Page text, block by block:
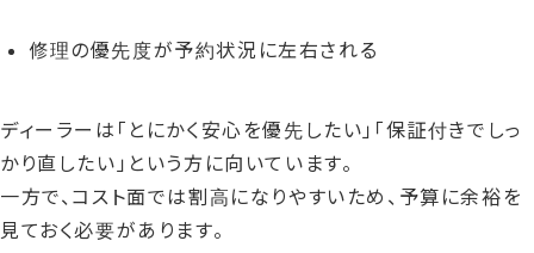
修理の優先度が予約状況に左右される
ディーラーは「とにかく安心を優先したい」「保証付きでしっ
かり直したい」という方に向いています。
一方で、コスト面では割高になりやすいため、予算に余裕を
見ておく必要があります。